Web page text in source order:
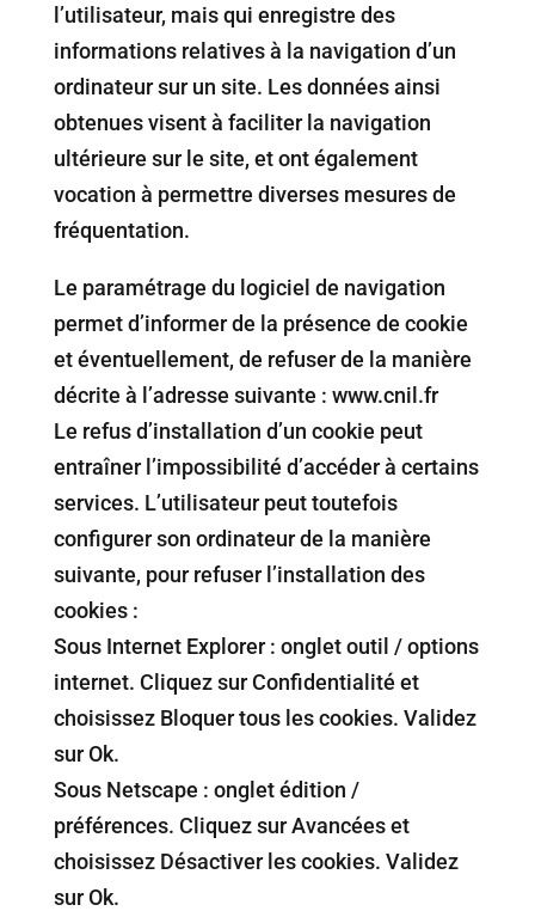
l’utilisateur, mais qui enregistre des
informations relatives à la navigation d’un
ordinateur sur un site. Les données ainsi
obtenues visent à faciliter la navigation
ultérieure sur le site, et ont également
vocation à permettre diverses mesures de
fréquentation.
Le paramétrage du logiciel de navigation
permet d’informer de la présence de cookie
et éventuellement, de refuser de la manière
décrite à l’adresse suivante : www.cnil.fr
Le refus d’installation d’un cookie peut
entraîner l’impossibilité d’accéder à certains
services. L’utilisateur peut toutefois
configurer son ordinateur de la manière
suivante, pour refuser l’installation des
cookies :
Sous Internet Explorer : onglet outil / options
internet. Cliquez sur Confidentialité et
choisissez Bloquer tous les cookies. Validez
sur Ok.
Sous Netscape : onglet édition /
préférences. Cliquez sur Avancées et
choisissez Désactiver les cookies. Validez
sur Ok.